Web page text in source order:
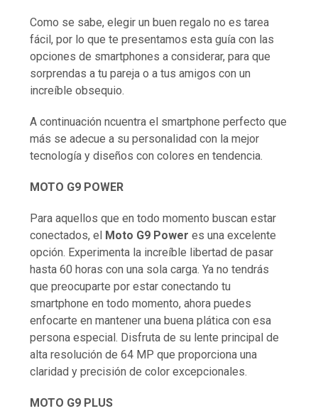
Como se sabe, elegir un buen regalo no es tarea
fácil, por lo que te presentamos esta guía con las
opciones de smartphones a considerar, para que
sorprendas a tu pareja o a tus amigos con un
increíble obsequio.
A continuación ncuentra el smartphone perfecto que
más se adecue a su personalidad con la mejor
tecnología y diseños con colores en tendencia.
MOTO G9 POWER
Para aquellos que en todo momento buscan estar
conectados, el Moto G9 Power es una excelente
opción. Experimenta la increíble libertad de pasar
hasta 60 horas con una sola carga. Ya no tendrás
que preocuparte por estar conectando tu
smartphone en todo momento, ahora puedes
enfocarte en mantener una buena plática con esa
persona especial. Disfruta de su lente principal de
alta resolución de 64 MP que proporciona una
claridad y precisión de color excepcionales.
MOTO G9 PLUS